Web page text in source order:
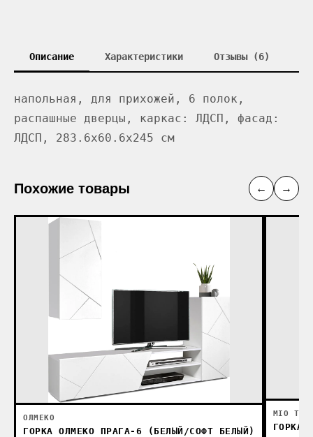
Описание Характеристики Отзывы (6)
напольная, для прихожей, 6 полок,
распашные дверцы, каркас: ЛДСП, фасад:
ЛДСП, 283.6x60.6x245 см
Похожие товары ← →
ОЛМЕКО
ГОРКА ОЛМЕКО ПРАГА-6 (БЕЛЫЙ/СОФТ БЕЛЫЙ)
MIO
ГОРКА